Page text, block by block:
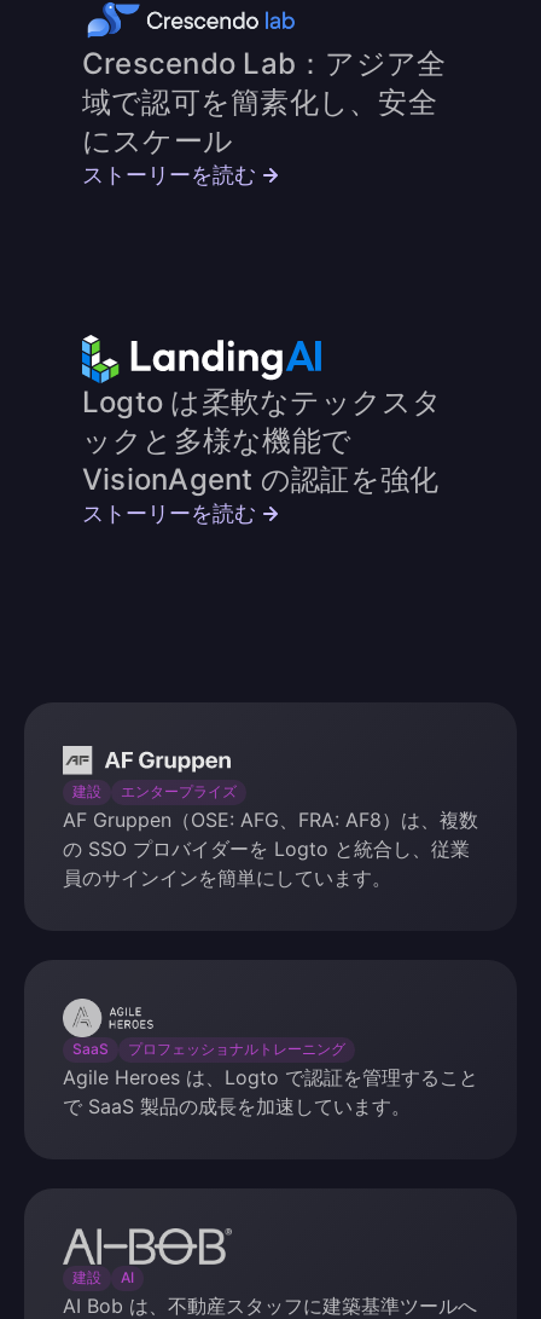
Crescendo Lab：アジア全
域で認可を簡素化し、安全
にスケール
ストーリーを読む
Logto は柔軟なテックスタ
ックと多様な機能で
VisionAgent の認証を強化
ストーリーを読む
建設 エンタープライズ
AF
Gruppen
AF Gruppen（OSE: AFG、FRA: AF8）は、複数
の SSO プロバイダーを Logto と統合し、従業
員のサインインを簡単にしています。
SaaS プロフェッショナルトレーニング
Agile
Heroes
Agile Heroes は、Logto で認証を管理すること
で SaaS 製品の成長を加速しています。
建設 AI
AI
Bob
AI Bob は、不動産スタッフに建築基準ツールへ